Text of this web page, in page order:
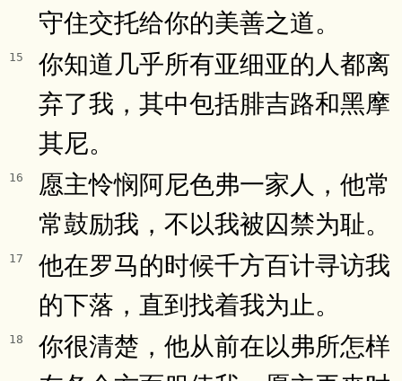
守住交托给你的美善之道。
15
你知道几乎所有亚细亚的人都离
弃了我，其中包括腓吉路和黑摩
其尼。
16
愿主怜悯阿尼色弗一家人，他常
常鼓励我，不以我被囚禁为耻。
17
他在罗马的时候千方百计寻访我
的下落，直到找着我为止。
18
你很清楚，他从前在以弗所怎样